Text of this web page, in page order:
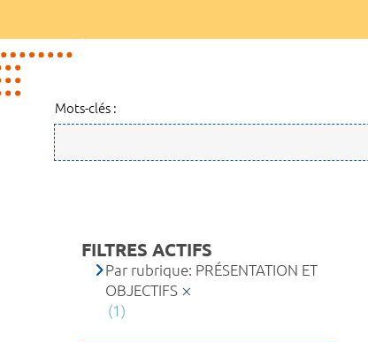
Mots-clés :
FILTRES ACTIFS
Par rubrique: PRÉSENTATION ET
OBJECTIFS
(1)